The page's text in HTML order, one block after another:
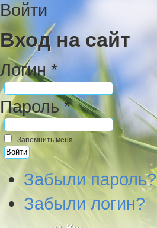
Войти
Вход на сайт
Логин *
Пароль *
Запомнить меня
Забыли пароль?
Забыли логин?